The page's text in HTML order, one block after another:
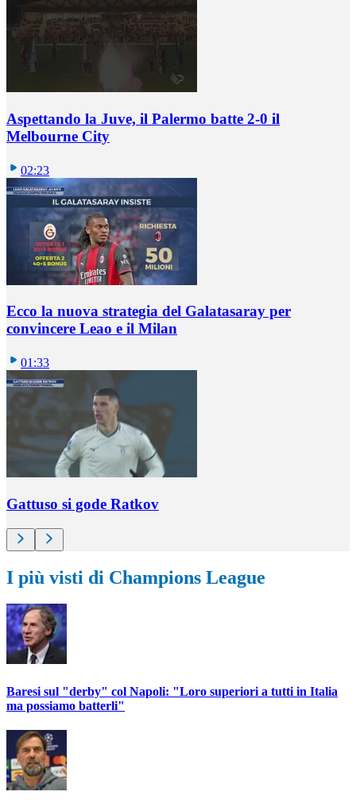
Aspettando la Juve, il Palermo batte 2-0 il
Melbourne City
02:23
Ecco la nuova strategia del Galatasaray per
convincere Leao e il Milan
01:33
Gattuso si gode Ratkov
I più visti di Champions League
Baresi sul "derby" col Napoli: "Loro superiori a tutti in Italia
ma possiamo batterli"